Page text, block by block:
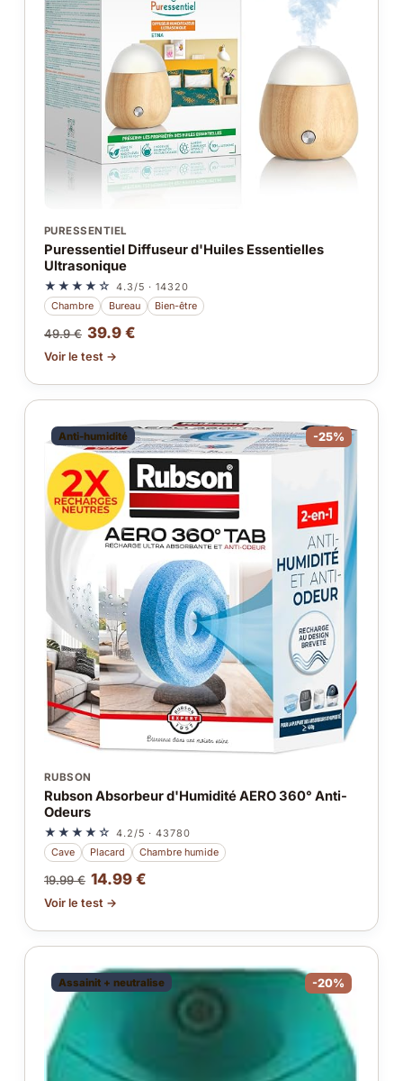
PURESSENTIEL
Puressentiel Diffuseur d'Huiles Essentielles
Ultrasonique
★★★★☆ 4.3/5 · 14320
Chambre
Bureau Bien-être
49.9 € 39.9 €
Voir le test →
Anti-humidité -25%
RUBSON
Rubson Absorbeur d'Humidité AERO 360° Anti-
Odeurs
★★★★☆ 4.2/5 · 43780
Cave
Placard Chambre humide
19.99 € 14.99 €
Voir le test →
Assainit + neutralise -20%